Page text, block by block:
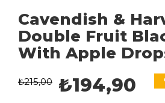
Cavendish &
Double Fruit
With Apple
₺215,00 ₺194,90